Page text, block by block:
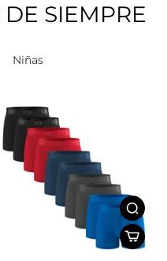
DE SIEMPRE
Niñas